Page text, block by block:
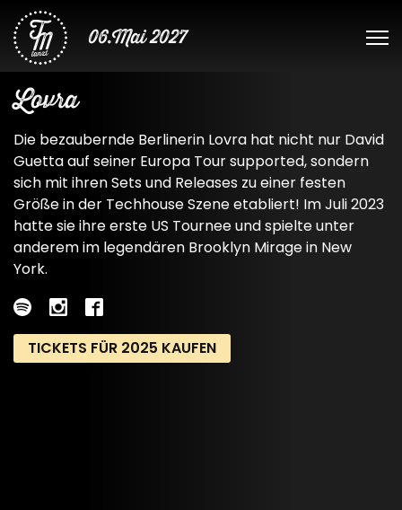
06.Mai 2027
Lovra
Die bezaubernde Berlinerin Lovra hat nicht nur David
Guetta auf seiner Europa Tour supported, sondern
sich mit ihren Sets und Releases zu einer festen
Größe in der Techhouse Szene etabliert! Im Juli 2023
hatte sie ihre erste US Tournee und spielte unter
anderem im legendären Brooklyn Mirage in New
York.
TICKETS FÜR 2025 KAUFEN